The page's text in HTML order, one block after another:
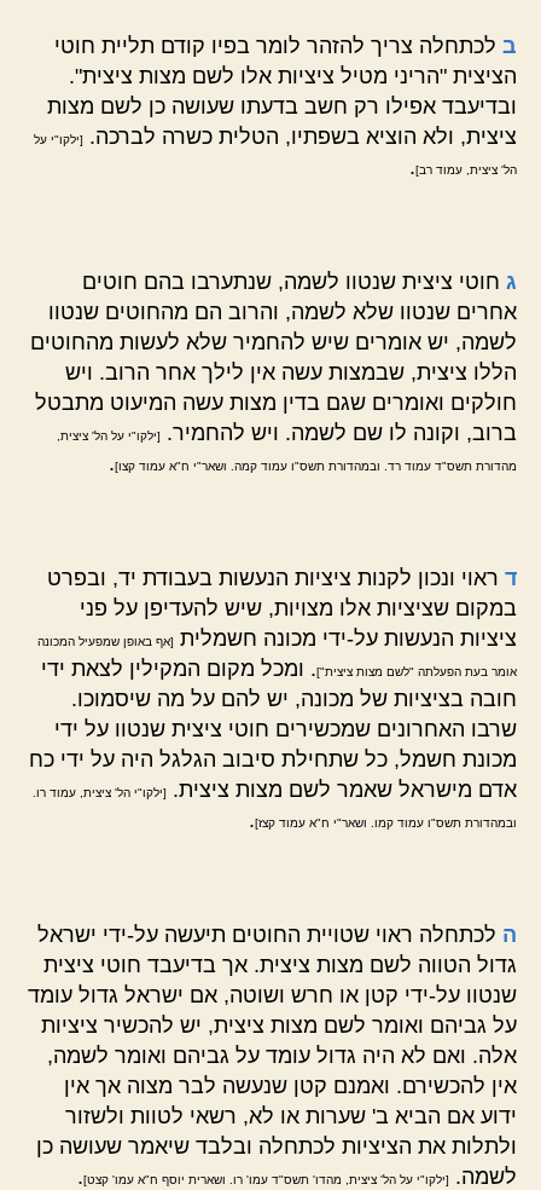
ב לכתחלה צריך להזהר לומר בפיו קודם תליית חוטי
הציצית "הריני מטיל ציציות אלו לשם מצות ציצית".
ובדיעבד אפילו רק חשב בדעתו שעושה כן לשם מצות
ציצית, ולא הוציא בשפתיו, הטלית כשרה לברכה.
[ילקו"י על
הל' ציצית, עמוד רב].
ג חוטי ציצית שנטוו לשמה, שנתערבו בהם חוטים
אחרים שנטוו שלא לשמה, והרוב הם מהחוטים שנטוו
לשמה, יש אומרים שיש להחמיר שלא לעשות מהחוטים
הללו ציצית, שבמצות עשה אין לילך אחר הרוב. ויש
חולקים ואומרים שגם בדין מצות עשה המיעוט מתבטל
ברוב, וקונה לו שם לשמה. ויש להחמיר.
[ילקו"י על הל' ציצית,
מהדורת תשס"ד עמוד רד. ובמהדורת תשס"ו עמוד קמה. ושאר"י ח"א עמוד קצו].
ד ראוי ונכון לקנות ציציות הנעשות בעבודת יד, ובפרט
במקום שציציות אלו מצויות, שיש להעדיפן על פני
ציציות הנעשות על-ידי מכונה חשמלית [אף באופן שמפעיל המכונה
אומר בעת הפעלתה "לשם מצות ציצית"]. ומכל מקום המקילין לצאת ידי
חובה בציציות של מכונה, יש להם על מה שיסמוכו.
שרבו האחרונים שמכשירים חוטי ציצית שנטוו על ידי
מכונת חשמל, כל שתחילת סיבוב הגלגל היה על ידי כח
אדם מישראל שאמר לשם מצות ציצית.
[ילקו"י הל' ציצית, עמוד רו.
ובמהדורת תשס"ו עמוד קמו. ושאר"י ח"א עמוד קצז].
ה לכתחלה ראוי שטויית החוטים תיעשה על-ידי ישראל
גדול הטווה לשם מצות ציצית. אך בדיעבד חוטי ציצית
שנטוו על-ידי קטן או חרש ושוטה, אם ישראל גדול עומד
על גביהם ואומר לשם מצות ציצית, יש להכשיר ציציות
אלה. ואם לא היה גדול עומד על גביהם ואומר לשמה,
אין להכשירם. ואמנם קטן שנעשה לבר מצוה אך אין
ידוע אם הביא ב' שערות או לא, רשאי לטוות ולשזור
ולתלות את הציציות לכתחלה ובלבד שיאמר שעושה כן
לשמה.
[ילקו"י על הל' ציצית, מהדו' תשס"ד עמו' רו. ושארית יוסף ח"א עמו' קצט].